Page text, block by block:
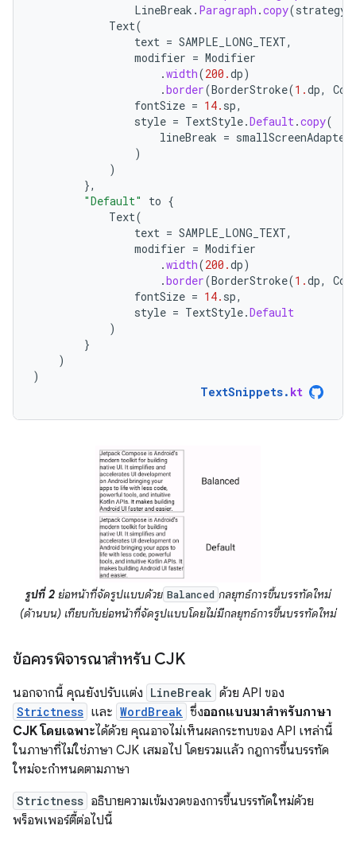
LineBreak . Paragraph .copy(strategy
Text(
text = SAMPLE_LONG_TEXT,
modifier = Modifier
.width(200.dp)
.border(BorderStroke(1.dp,
fontSize = 14. sp,
style = TextStyle.Default.copy(
lineBreak =
)
)
},
"Default"
to {
Text(
text = SAMPLE_LONG_TEXT,
modifier = Modifier
.width(200.dp)
.border(BorderStroke(1.dp,
fontSize = 14. sp,
style = TextStyle.Default
)
}
)
)
TextSnippets. kt
รูปที่ 2ย่อหน้าที่จัดรูปแบบด้วย Balanced กลยุทธ์การขึ้นบรรทัดใหม่
(ด้านบน) เทียบกับย่อหน้าที่จัดรูปแบบโดยไม่มีกลยุทธ์การขึ้นบรรทัดใหม่
ข้อควรพิจารณาสำหรับ CJK
นอกจากนี้ คุณยังปรับแต่ง LineBreak ด้วย API ของ
Strictness และ WordBreak ซึ่งออกแบบมาสำหรับภาษา
CJK โดยเฉพาะได้ด้วย คุณอาจไม่เห็นผลกระทบของ API เหล่านี้
ในภาษาที่ไม่ใช่ภาษา CJK เสมอไป โดยรวมแล้ว กฎการขึ้นบรรทัด
ใหม่จะกำหนดตามภาษา
Strictness อธิบายความเข้มงวดของการขึ้นบรรทัดใหม่ด้วย
พร็อพเพอร์ตี้ต่อไปนี้